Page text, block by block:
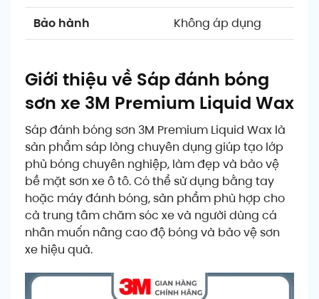
Bảo hành
Không áp dụng
Giới thiệu về Sáp đánh bóng
sơn xe 3M Premium Liquid Wax
Sáp đánh bóng sơn 3M Premium Liquid Wax là
sản phẩm sáp lỏng chuyên dụng giúp tạo lớp
phủ bóng chuyên nghiệp, làm đẹp và bảo vệ
bề mặt sơn xe ô tô. Có thể sử dụng bằng tay
hoặc máy đánh bóng, sản phẩm phù hợp cho
cả trung tâm chăm sóc xe và người dùng cá
nhân muốn nâng cao độ bóng và bảo vệ sơn
xe hiệu quả.